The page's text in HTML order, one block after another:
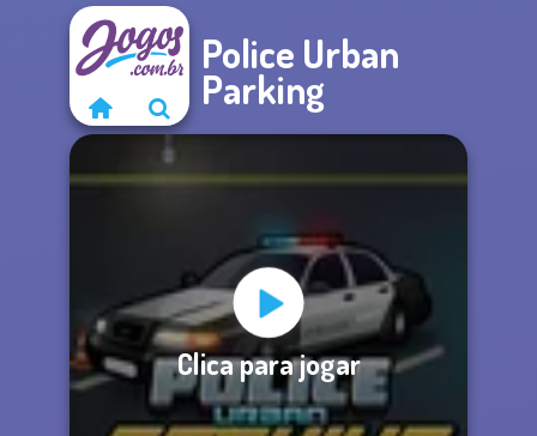
Police Urban
Parking
Clica para jogar